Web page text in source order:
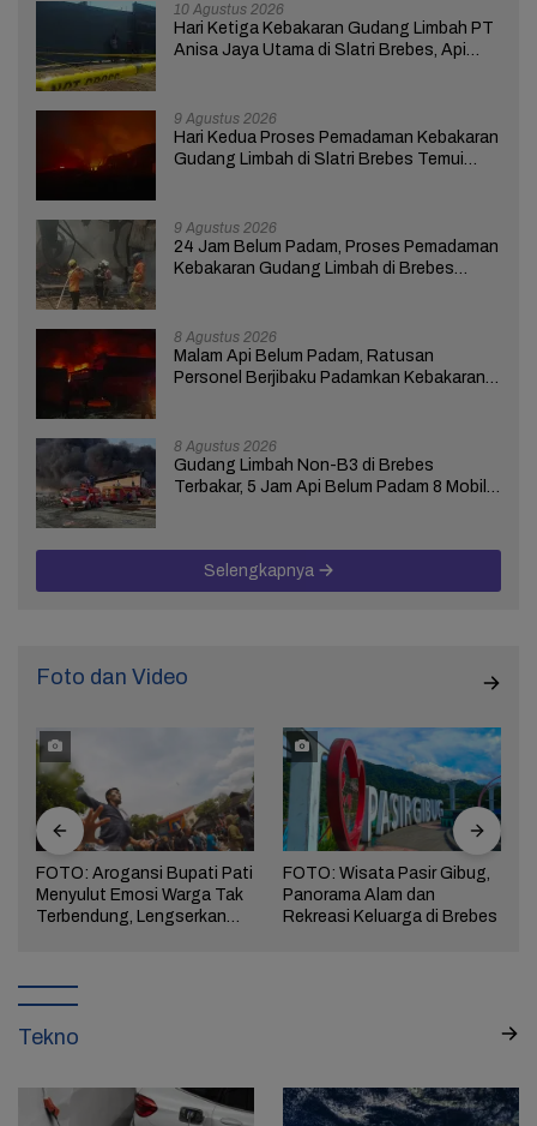
10 Agustus 2026
Hari Ketiga Kebakaran Gudang Limbah PT
Anisa Jaya Utama di Slatri Brebes, Api
9 Agustus 2026
Hari Kedua Proses Pemadaman Kebakaran
Gudang Limbah di Slatri Brebes Temui
9 Agustus 2026
24 Jam Belum Padam, Proses Pemadaman
Kebakaran Gudang Limbah di Brebes
8 Agustus 2026
Malam Api Belum Padam, Ratusan
Personel Berjibaku Padamkan Kebakaran
8 Agustus 2026
Gudang Limbah Non-B3 di Brebes
Terbakar, 5 Jam Api Belum Padam 8 Mobil
Selengkapnya
Foto dan Video
FOTO: Arogansi Bupati Pati
Menyulut Emosi Warga Tak
Terbendung, Lengserkan
FOTO: Wisata Pasir Gibug,
Panorama Alam dan
Rekreasi Keluarga di Brebes
Tekno